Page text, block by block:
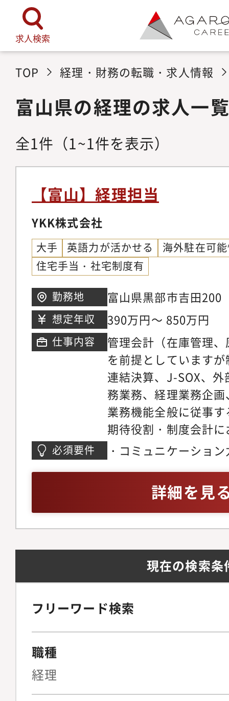
求人検索
TOP 経理・財務の転職・求人情報
富山県の経理の求人一
全1件 （1~1件を表示）
【富山】経理担当
YKK株式会社
大手 英語力が活かせる
海外駐在可
住宅手当・社宅制度有
勤務地
富山県黒部市吉田
業所将来にわたって
国内・海外転勤の可
想定年収 390万円～ 850万円
仕事内容
管理会計（在庫管理
を前提としています
連結決算、J-SOX、
務業務、経理業務企
業務機能全般に従事
期待役割・制度会計
会計に係る業務を通
ても同様に、YKKの
ただくと共にその分
課題を認識し、自ら
ンバーと協働して、
いただきます。・業
および上位者の指示
僚から、会社に関す
どの情報やアドバイ
かつ効率的な業務遂
ています。■入社後の
必須要件
・コミュニケーショ
ウェアの基本的な使
や表計算を行うこと
詳細を見
現在の検索条
フリーワード検索
職種
経理